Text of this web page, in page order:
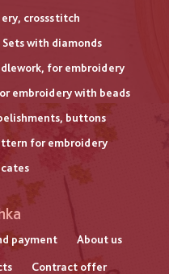
crossstitch
Sets with diamonds
for embroidery
embroidery with beads
buttons
for embroidery
payment About us
Contract offer